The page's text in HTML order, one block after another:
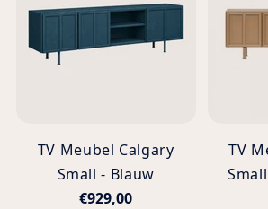
TV Meubel Calgary
Small - Blauw
€929,00
TV